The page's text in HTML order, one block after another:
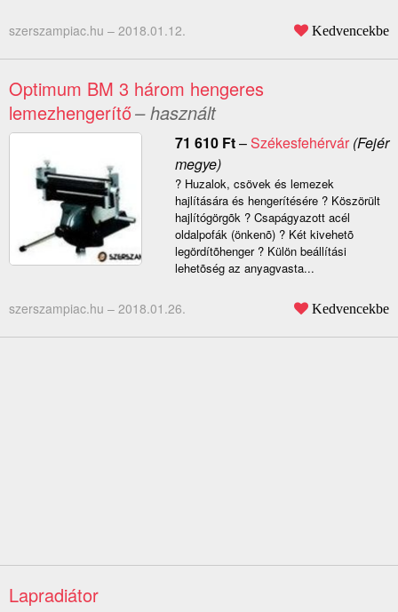
szerszampiac.hu – 2018.01.12. Kedvencekbe
Optimum BM 3 három hengeres
lemezhengerítő– használt
71 610 Ft–Székesfehérvár(Fejér
megye)
? Huzalok, csövek és lemezek
hajlítására és hengerítésére ? Köszörült
hajlítógörgõk ? Csapágyazott acél
oldalpofák (önkenõ) ? Két kivehetõ
legördítõhenger ? Külön beállítási
lehetõség az anyagvasta...
szerszampiac.hu – 2018.01.26. Kedvencekbe
Lapradiátor